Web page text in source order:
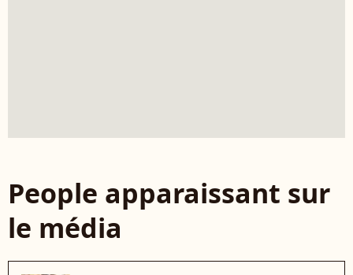
People apparaissant sur
le média